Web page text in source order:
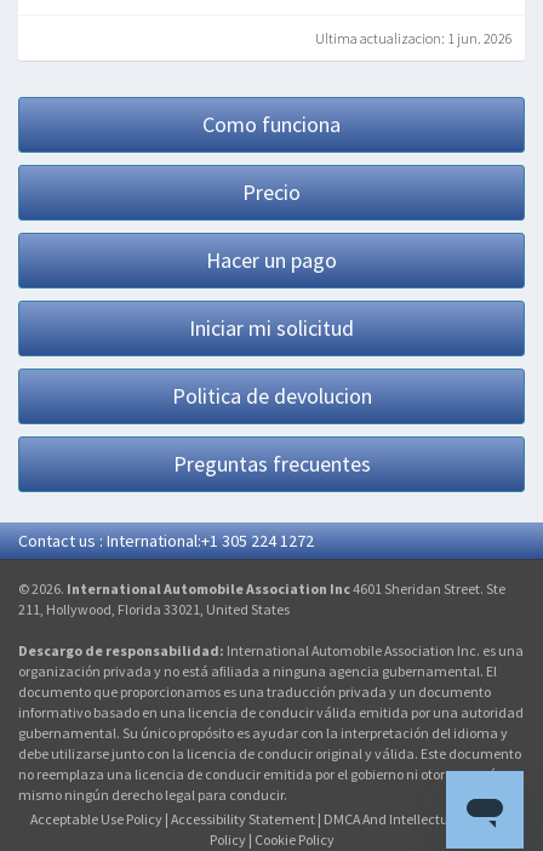
Ultima actualizacion: 1 jun. 2026
Como funciona
Precio
Hacer un pago
Iniciar mi solicitud
Politica de devolucion
Preguntas frecuentes
Contact us : International:+1 305 224 1272
© 2026. International Automobile Association Inc4601 Sheridan Street. Ste
211, Hollywood, Florida 33021, United States
Descargo de responsabilidad: International Automobile Association Inc. es una
organización privada y no está afiliada a ninguna agencia gubernamental. El
documento que proporcionamos es una traducción privada y un documento
informativo basado en una licencia de conducir válida emitida por una autoridad
gubernamental. Su único propósito es ayudar con la interpretación del idioma y
debe utilizarse junto con la licencia de conducir original y válida. Este documento
no reemplaza una licencia de conducir emitida por el gobierno ni otorga por sí
mismo ningún derecho legal para conducir.
Acceptable Use Policy| Accessibility Statement| DMCA And Intellectual Property
Policy| Cookie Policy